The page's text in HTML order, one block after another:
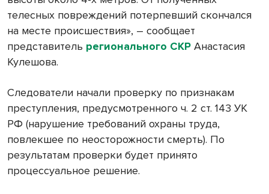
телесных повреждений потерпевший скончался
на месте происшествия», – сообщает
представитель регионального СКР Анастасия
Кулешова.
Следователи начали проверку по признакам
преступления, предусмотренного ч. 2 ст. 143 УК
РФ (нарушение требований охраны труда,
повлекшее по неосторожности смерть). По
результатам проверки будет принято
процессуальное решение.